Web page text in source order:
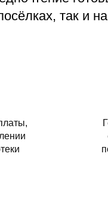
так и